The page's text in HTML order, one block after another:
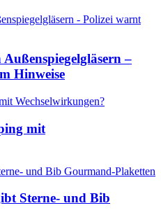
–
Hinweise
mit
Sterne- und Bib